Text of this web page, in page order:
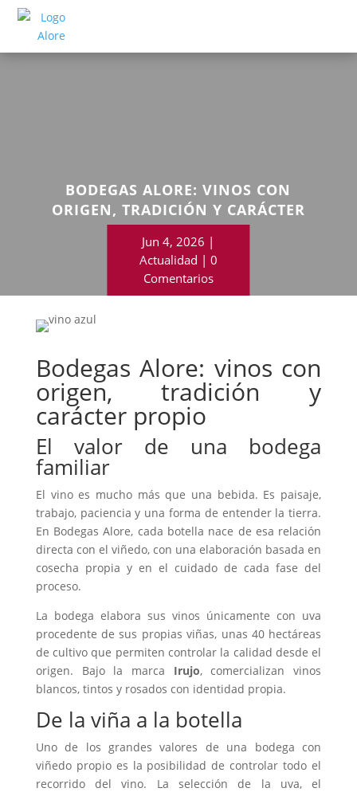
BODEGAS ALORE: VINOS CON
ORIGEN, TRADICIÓN Y CARÁCTER
PROPIO
Jun 4, 2026
Actualidad
0
Comentarios
Bodegas Alore: vinos con
origen, tradición y
carácter propio
El valor de una bodega
familiar
El vino es mucho más que una bebida. Es paisaje,
trabajo, paciencia y una forma de entender la tierra.
En Bodegas Alore, cada botella nace de esa relación
directa con el viñedo, con una elaboración basada en
cosecha propia y en el cuidado de cada fase del
proceso.
La bodega elabora sus vinos únicamente con uva
procedente de sus propias viñas, unas 40 hectáreas
de cultivo que permiten controlar la calidad desde el
origen. Bajo la marca Irujo, comercializan vinos
blancos, tintos y rosados con identidad propia.
De la viña a la botella
Uno de los grandes valores de una bodega con
viñedo propio es la posibilidad de controlar todo el
recorrido del vino. La selección de la uva, el